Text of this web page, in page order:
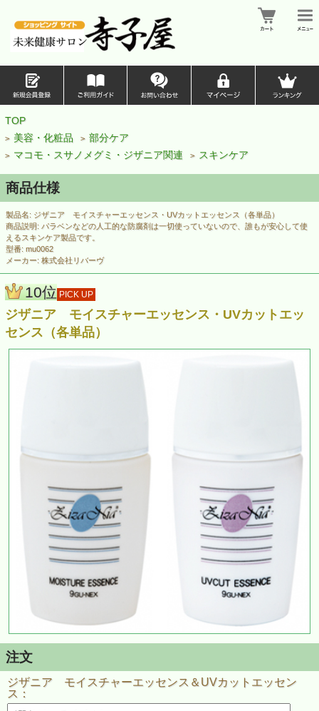
TOP
> 美容・化粧品 > 部分ケア
> マコモ・スサノメグミ・ジザニア関連 > スキンケア
商品仕様
製品名: ジザニア モイスチャーエッセンス・UVカットエッセンス（各単品）
商品説明: パラベンなどの人工的な防腐剤は一切使っていないので、誰もが安心して使
えるスキンケア製品です。
型番: mu0062
メーカー: 株式会社リバーヴ
10位 PICK UP
ジザニア モイスチャーエッセンス・UVカットエッ
センス（各単品）
注文
ジザニア モイスチャーエッセンス＆UVカットエッセン
ス：